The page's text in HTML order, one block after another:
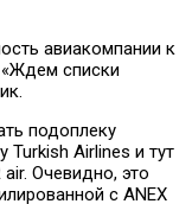
авиакомпании к
списки
подоплеку
Turkish Airlines и тут
Очевидно, это
с ANEX